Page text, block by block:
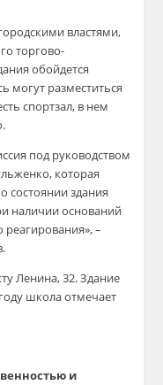
властями,
торгово-
обойдется
могут разместиться
спортзал, в нем
под руководством
которая
состоянии здания
наличии оснований
–
уЛенина, 32. Здание
школа отмечает
и